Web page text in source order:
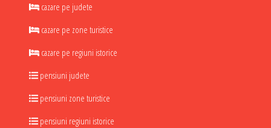
cazare pe judete
cazare pe zone turistice
cazare pe regiuni istorice
pensiuni judete
pensiuni zone turistice
pensiuni regiuni istorice